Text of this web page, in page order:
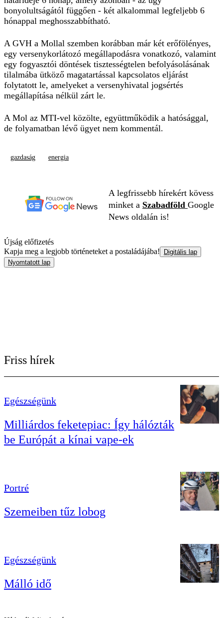
bonyolultságától függően - két alkalommal legfeljebb 6
hónappal meghosszabbítható.
A GVH a Mollal szemben korábban már két erőfölényes,
egy versenykorlátozó megállapodásra vonatkozó, valamint
egy fogyasztói döntések tisztességtelen befolyásolásának
tilalmába ütköző magatartással kapcsolatos eljárást
folytatott le, amelyeket a versenyhivatal jogsértés
megállapítása nélkül zárt le.
A Mol az MTI-vel közölte, együttműködik a hatósággal,
de folyamatban lévő ügyet nem kommentál.
gazdaság energia
A legfrissebb hírekért kövess
minket a Szabadföld Google
News oldalán is!
Újság előfizetés
Kapja meg a legjobb történeteket a postaládájába!
Digitális lap
Nyomtatott lap
Friss hírek
Egészségünk
Milliárdos feketepiac: Így hálózták
be Európát a kínai vape-ek
Portré
Szemeiben tűz lobog
Egészségünk
Málló idő